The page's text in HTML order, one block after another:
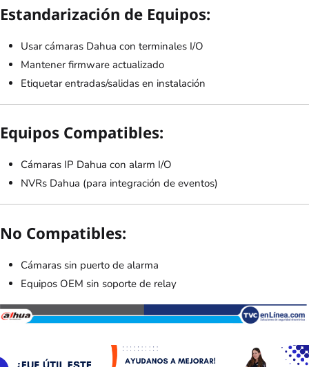
Estandarización de Equipos:
Usar cámaras Dahua con terminales I/O
Mantener firmware actualizado
Etiquetar entradas/salidas en instalación
Equipos Compatibles:
Cámaras IP Dahua con alarm I/O
NVRs Dahua (para integración de eventos)
No Compatibles:
Cámaras sin puerto de alarma
Equipos OEM sin soporte de relay